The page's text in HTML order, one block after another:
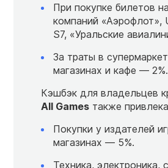
При покупке билетов
компаний «Аэрофлот»,
S7, «Уральские
За траты в
магазинах и кафе — 2%.
Кэшбэк для владельцев
All Games также
Покупки у издателей
магазинах — 5%.
Техника, электроника,